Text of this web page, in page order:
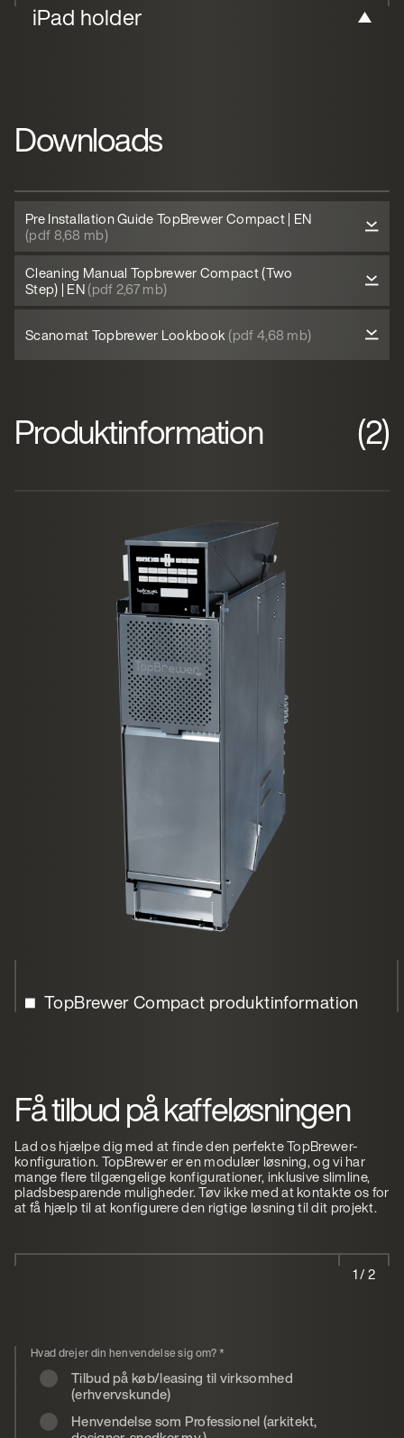
iPad holder
Downloads
Pre Installation Guide TopBrewer Compact | EN
(pdf 8,68 mb)
Cleaning Manual Topbrewer Compact (Two
Step) | EN(pdf 2,67 mb)
Scanomat Topbrewer Lookbook(pdf 4,68 mb)
Produktinformation (2)
TopBrewer Compact produktinformation
Få tilbud på kaffeløsningen
Lad os hjælpe dig med at finde den perfekte TopBrewer-
konfiguration. TopBrewer er en modulær løsning, og vi har
mange flere tilgængelige konfigurationer, inklusive slimline,
pladsbesparende muligheder. Tøv ikke med at kontakte os for
at få hjælp til at konfigurere den rigtige løsning til dit projekt.
1 / 2
Hvad drejer din henvendelse sig om?*
Tilbud på køb/leasing til virksomhed
(erhvervskunde)
Henvendelse som Professionel (arkitekt,